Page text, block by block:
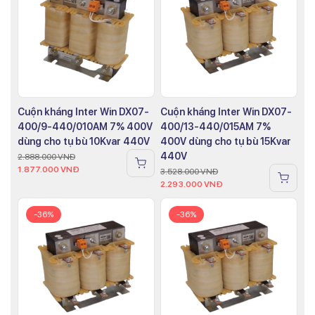
Cuộn kháng Inter Win DX07-
400/9-440/010AM 7% 400V
dùng cho tụ bù 10Kvar 440V
2.888.000VNĐ
1.877.000 VNĐ
Cuộn kháng Inter Win DX07-
400/13-440/015AM 7%
400V dùng cho tụ bù 15Kvar
440V
3.528.000VNĐ
2.293.000 VNĐ
-36% -36%